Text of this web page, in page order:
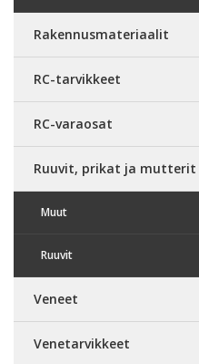
Rakennusmateriaalit
RC-tarvikkeet
RC-varaosat
Ruuvit, prikat ja mutterit
Muut
Ruuvit
Veneet
Venetarvikkeet